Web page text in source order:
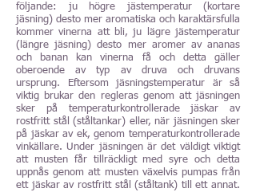
följande: ju högre jästemperatur (kortare
jäsning) desto mer aromatiska och karaktärsfulla
kommer vinerna att bli, ju lägre jästemperatur
(längre jäsning) desto mer aromer av ananas
och banan kan vinerna få och detta gäller
oberoende av typ av druva och druvans
ursprung. Eftersom jäsningstemperatur är så
viktig brukar den regleras genom att jäsningen
sker på temperaturkontrollerade jäskar av
rostfritt stål (ståltankar) eller, när jäsningen sker
på jäskar av ek, genom temperaturkontrollerade
vinkällare. Under jäsningen är det väldigt viktigt
att musten får tillräckligt med syre och detta
uppnås genom att musten växelvis pumpas från
ett jäskar av rostfritt stål (ståltank) till ett annat.